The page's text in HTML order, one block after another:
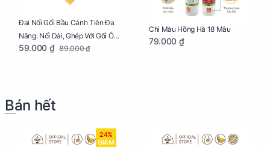
Đai Nối Gối Bầu Cánh Tiên Đa
Năng: Nối Dài, Ghép Với Gối Ôm
Dễ Dàng
59.000 ₫ 89.000 ₫
Chì Màu Hồng Hà 18 Màu
79.000 ₫
Bán hết
24%
GIẢM